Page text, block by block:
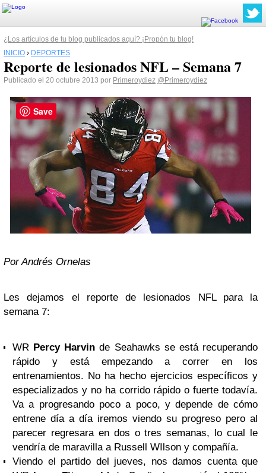
¿Los artículos de tu blog publicados aquí? ¡Propón tu blog!
INICIO › DEPORTES
Reporte de lesionados NFL – Semana 7
Publicado el 20 octubre 2013 por Primeroydiez @Primeroydiez
Por Andrés Ornelas
Les dejamos el reporte de lesionados NFL para la
semana 7:
WR Percy Harvin de Seahawks se está recuperando
rápido y está empezando a correr en los
entrenamientos. No ha hecho ejercicios específicos y
especializados y no ha corrido rápido o fuerte todavía.
Va a progresando poco a poco, y depende de cómo
entrene día a día iremos viendo su progreso pero al
parecer regresara en dos o tres semanas, lo cual le
vendría de maravilla a Russell WIlson y compañía.
Viendo el partido del jueves, nos damos cuenta que
Save